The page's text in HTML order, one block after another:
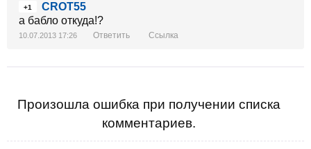
+1
CROT55
а бабло откуда!?
10.07.2013 17:26 Ответить Ссылка
Произошла ошибка при получении списка
комментариев.